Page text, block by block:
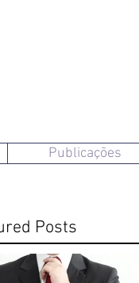
Publicações
Posts